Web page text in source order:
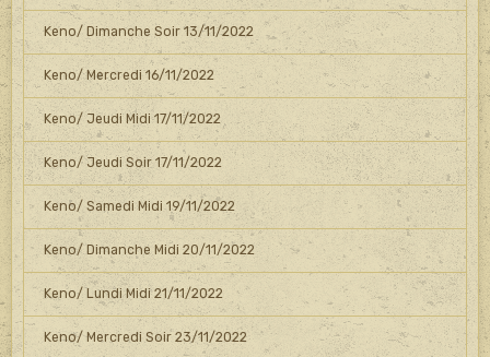
Keno/ Dimanche Soir 13/11/2022
Keno/ Mercredi 16/11/2022
Keno/ Jeudi Midi 17/11/2022
Keno/ Jeudi Soir 17/11/2022
Keno/ Samedi Midi 19/11/2022
Keno/ Dimanche Midi 20/11/2022
Keno/ Lundi Midi 21/11/2022
Keno/ Mercredi Soir 23/11/2022